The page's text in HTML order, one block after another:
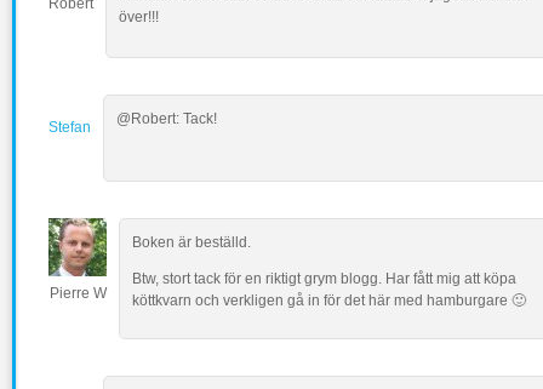
över!!!
Stefan @Robert: Tack!
Pierre W
Boken är beställd.
Btw, stort tack för en riktigt grym blogg. Har fått mig att köpa
köttkvarn och verkligen gå in för det här med hamburgare 🙂